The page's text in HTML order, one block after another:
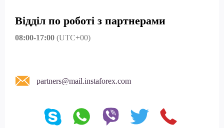
Відділ по роботі з партнерами
08:00-17:00 (UTC+00)
partners@mail.instaforex.com